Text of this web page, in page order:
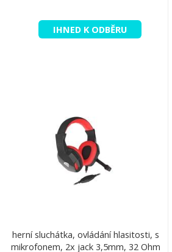
IHNED K ODBĚRU
herní sluchátka, ovládání hlasitosti, s
mikrofonem, 2x jack 3,5mm, 32 Ohm